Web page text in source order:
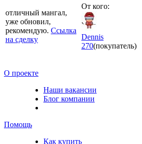
отличный мангал,
уже обновил,
рекомендую. Ссылка
на сделку
От кого:
Dennis
270(покупатель)
О проекте
Наши вакансии
Блог компании
Помощь
Как купить